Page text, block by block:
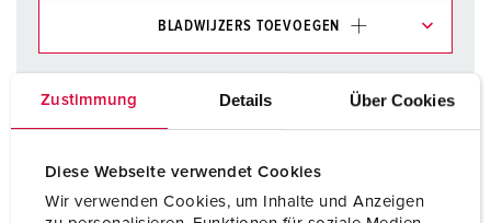
Zustimmung Details Über Cookies
Diese Webseite verwendet Cookies
Wir verwenden Cookies, um Inhalte und Anzeigen
BLADWIJZERS TOEVOEGEN
Onze producten kunt u in het gedeelte
verlanglijstje/winkelmand in verschillende lijsten beheren.
Mijn lijst(0) TOEVOEGEN